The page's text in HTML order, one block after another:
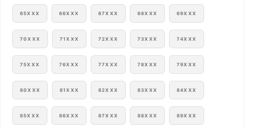
65XXX 66XXX 67XXX 68XXX 69XXX
70XXX 71XXX 72XXX 73XXX 74XXX
75XXX 76XXX 77XXX 78XXX 79XXX
80XXX 81XXX 82XXX 83XXX 84XXX
85XXX 86XXX 87XXX 88XXX 89XXX